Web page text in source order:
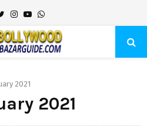
TwitterInstagram
YoutubeWhatsapp
2021
2021